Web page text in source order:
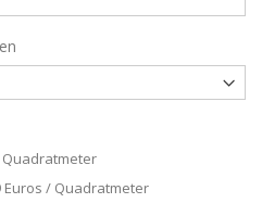
Euros / Quadratmeter